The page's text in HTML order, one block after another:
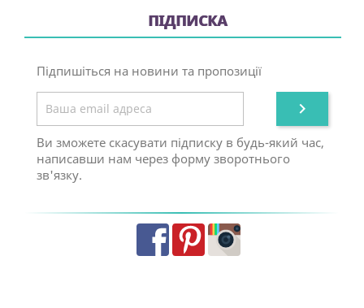
ПІДПИСКА
Підпишіться на новини та пропозиції

Ви зможете скасувати підписку в будь-який час,
написавши нам через форму зворотнього
зв'язку.
FacebookPinterestInstagram